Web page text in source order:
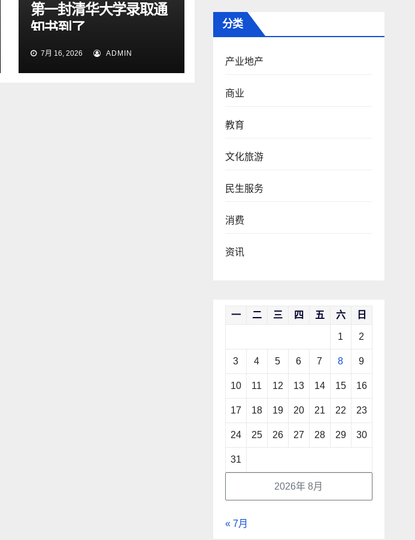
第一封清华大学录取通
知书到了
7月 16, 2026 ADMIN
分类
产业地产
商业
教育
文化旅游
民生服务
消费
资讯
2026年 8月
一 二 三 四 五 六 日
1 2
3 4 5 6 7 8 9
10 11 12 13 14 15 16
17 18 19 20 21 22 23
24 25 26 27 28 29 30
31
« 7月